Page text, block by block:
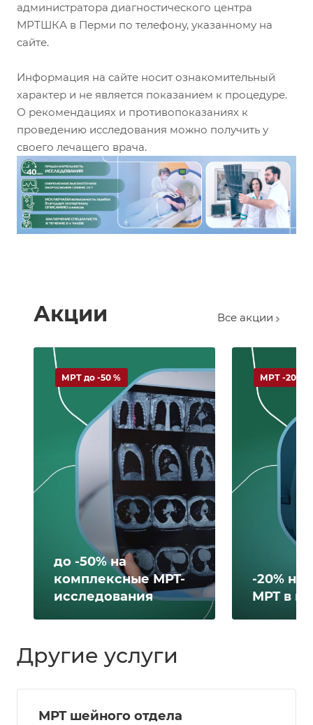
администратора диагностического центра
МРТШКА в Перми по телефону, указанному на
сайте.
Информация на сайте носит ознакомительный
характер и не является показанием к процедуре.
О рекомендациях и противопоказаниях к
проведению исследования можно получить у
своего лечащего врача.
Акции Все акции
до -50% на
комплексные МРТ-
исследования
МРТ до -50 %
-20% на
МРТ в
МРТ -20 %
Другие услуги
МРТ шейного отдела